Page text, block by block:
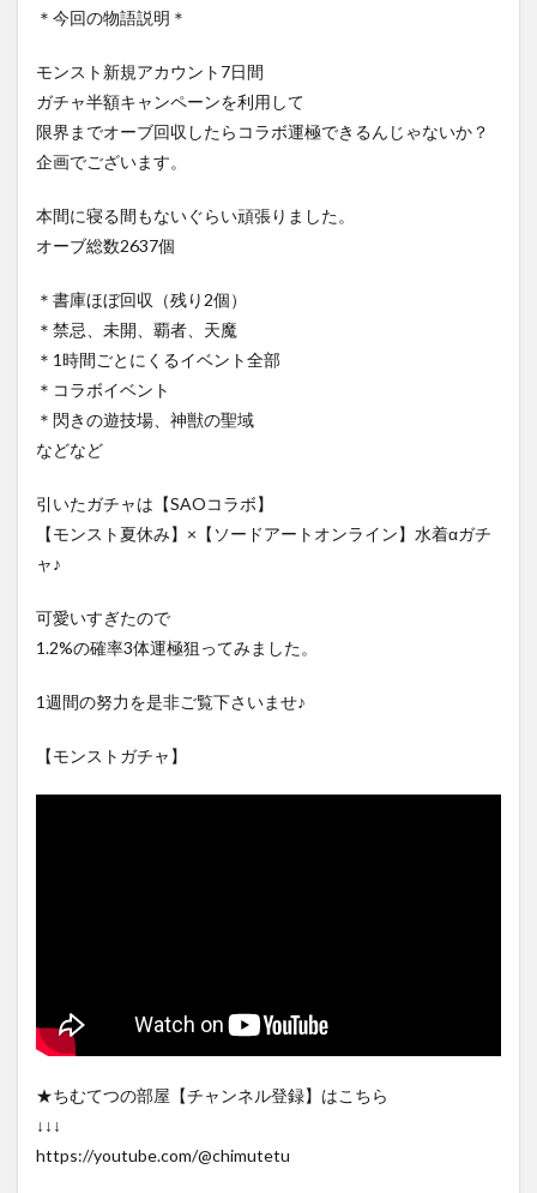
＊今回の物語説明＊
モンスト新規アカウント7日間
ガチャ半額キャンペーンを利用して
限界までオーブ回収したらコラボ運極できるんじゃないか？
企画でございます。
本間に寝る間もないぐらい頑張りました。
オーブ総数2637個
＊書庫ほぼ回収（残り2個）
＊禁忌、未開、覇者、天魔
＊1時間ごとにくるイベント全部
＊コラボイベント
＊閃きの遊技場、神獣の聖域
などなど
引いたガチャは【SAOコラボ】
【モンスト夏休み】×【ソードアートオンライン】水着αガチ
ャ♪
可愛いすぎたので
1.2%の確率3体運極狙ってみました。
1週間の努力を是非ご覧下さいませ♪
【モンストガチャ】
★ちむてつの部屋【チャンネル登録】はこちら
↓↓↓
https://youtube.com/@chimutetu